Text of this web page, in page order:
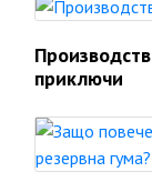
приключи